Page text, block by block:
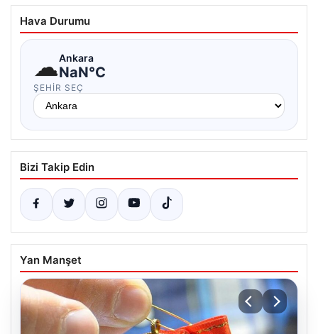
Hava Durumu
☁Ankara
NaN°C
ŞEHIR SEÇ
Bizi Takip Edin
Yan Manşet